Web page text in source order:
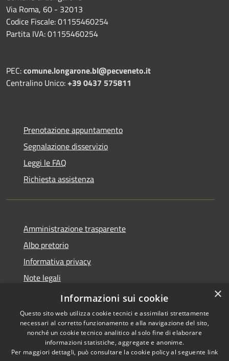
Via Roma, 60 - 32013
Codice Fiscale: 01155460254
Partita IVA: 01155460254
PEC:comune.longarone.bl@pecveneto.it
Centralino Unico:+39 0437 575811
Prenotazione appuntamento
Segnalazione disservizio
Leggi le FAQ
Richiesta assistenza
Amministrazione trasparente
Albo pretorio
Informativa privacy
Note legali
Dichiarazione di accessibilità
Accessibilità
Copyright © 2026 • Comune di
Longarone • Powered by
×
Informazioni sui cookie
Questo sito web utilizza cookie tecnici e assimilati strettamente
necessari al corretto funzionamento e alla navigazione del sito,
nonché un cookie tecnico analitico al solo fine di elaborare
informazioni statistiche, aggregate e anonime.
Per maggiori dettagli, può consultare la cookie policy al seguente link